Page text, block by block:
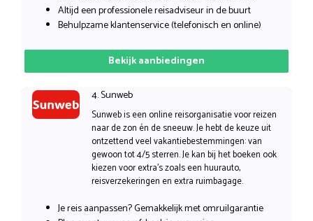
Altijd een professionele reisadviseur in de buurt
Behulpzame klantenservice (telefonisch en online)
Bekijk aanbiedingen
4. Sunweb
Sunweb is een online reisorganisatie voor reizen
naar de zon én de sneeuw. Je hebt de keuze uit
ontzettend veel vakantiebestemmingen: van
gewoon tot 4/5 sterren. Je kan bij het boeken ook
kiezen voor extra’s zoals een huurauto,
reisverzekeringen en extra ruimbagage.
Je reis aanpassen? Gemakkelijk met omruilgarantie